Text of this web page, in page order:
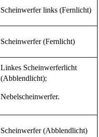
Scheinwerfer links (Fernlicht)
Scheinwerfer (Fernlicht)
Linkes Scheinwerferlicht
(Abblendlicht);
Nebelscheinwerfer.
Scheinwerfer (Abblendlicht)